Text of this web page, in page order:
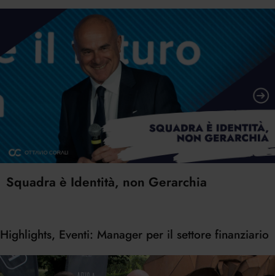
Squadra è Identità, non Gerarchia
Highlights, Eventi: Manager per il settore finanziario